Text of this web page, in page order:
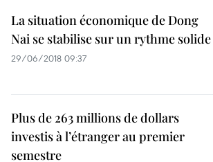
La situation économique de Dong
Nai se stabilise sur un rythme solide
29/06/2018 09:37
Plus de 263 millions de dollars
investis à l’étranger au premier
semestre